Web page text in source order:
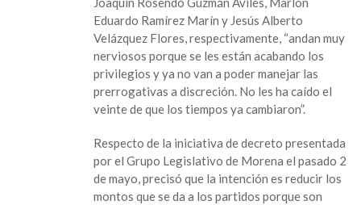
Eduardo Ramírez Marín y Jesús Alberto
Velázquez Flores, respectivamente, “andan muy
nerviosos porque se les están acabando los
privilegios y ya no van a poder manejar las
prerrogativas a discreción. No les ha caído el
veinte de que los tiempos ya cambiaron”.
Respecto de la iniciativa de decreto presentada
por el Grupo Legislativo de Morena el pasado 2
de mayo, precisó que la intención es reducir los
montos que se da a los partidos porque son